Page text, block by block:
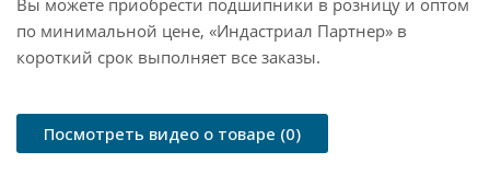
Вы можете приобрести подшипники в розницу и оптом
по минимальной цене, «Индастриал Партнер» в
короткий срок выполняет все заказы.
Посмотреть видео о товаре (0)